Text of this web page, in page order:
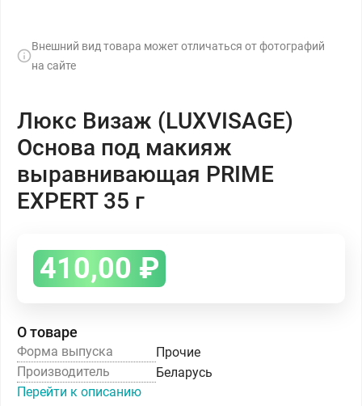
Внешний вид товара может отличаться от фотографий
на сайте
Люкс Визаж (LUXVISAGE)
Основа под макияж
выравнивающая PRIME
EXPERT 35 г
410,00 ₽
О товаре
Форма выпуска
Прочие
Производитель
Беларусь
Перейти к описанию